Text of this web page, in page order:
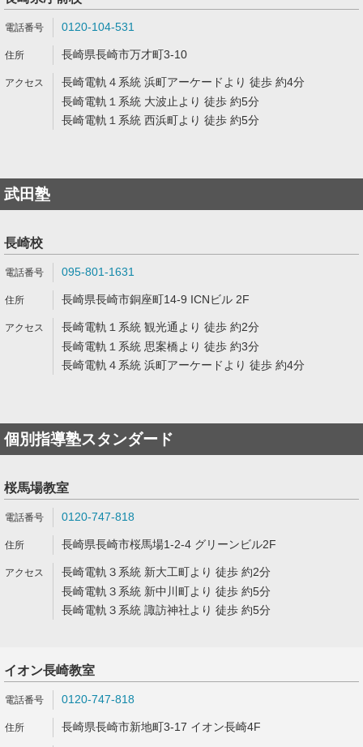
0120-104-531
長崎県長崎市万才町3-10
長崎電軌４系統 浜町アーケードより 徒歩 約4分
長崎電軌１系統 大波止より 徒歩 約5分
長崎電軌１系統 西浜町より 徒歩 約5分
武田塾
長崎校
095-801-1631
長崎県長崎市銅座町14-9 ICNビル 2F
長崎電軌１系統 観光通より 徒歩 約2分
長崎電軌１系統 思案橋より 徒歩 約3分
長崎電軌４系統 浜町アーケードより 徒歩 約4分
個別指導塾スタンダード
桜馬場教室
0120-747-818
長崎県長崎市桜馬場1-2-4 グリーンビル2F
長崎電軌３系統 新大工町より 徒歩 約2分
長崎電軌３系統 新中川町より 徒歩 約5分
長崎電軌３系統 諏訪神社より 徒歩 約5分
イオン長崎教室
0120-747-818
長崎県長崎市新地町3-17 イオン長崎4F